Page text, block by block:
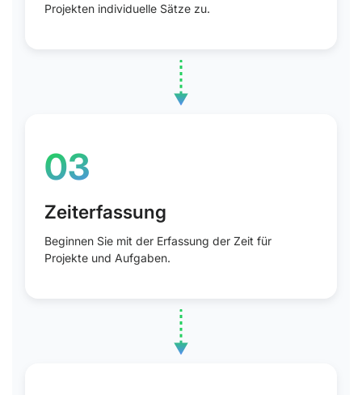
Stundensätze festlegen
Projekten individuelle Sätze zu.
03
Beginnen Sie mit der Erfassung der Zeit für
Projekte und Aufgaben.